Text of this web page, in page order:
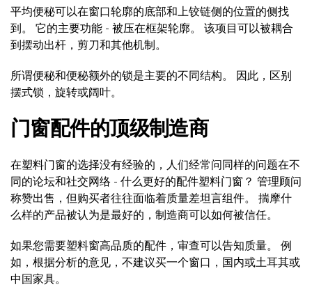
平均便秘可以在窗口轮廓的底部和上铰链侧的位置的侧找
到。 它的主要功能 - 被压在框架轮廓。 该项目可以被耦合
到摆动出杆，剪刀和其他机制。
所谓便秘和便秘额外的锁是主要的不同结构。 因此，区别
摆式锁，旋转或阔叶。
门窗配件的顶级制造商
在塑料门窗的选择没有经验的，人们经常问同样的问题在不
同的论坛和社交网络 - 什么更好的配件塑料门窗？ 管理顾问
称赞出售，但购买者往往面临着质量差坦言组件。 揣摩什
么样的产品被认为是最好的，制造商可以如何被信任。
如果您需要塑料窗高品质的配件，审查可以告知质量。 例
如，根据分析的意见，不建议买一个窗口，国内或土耳其或
中国家具。